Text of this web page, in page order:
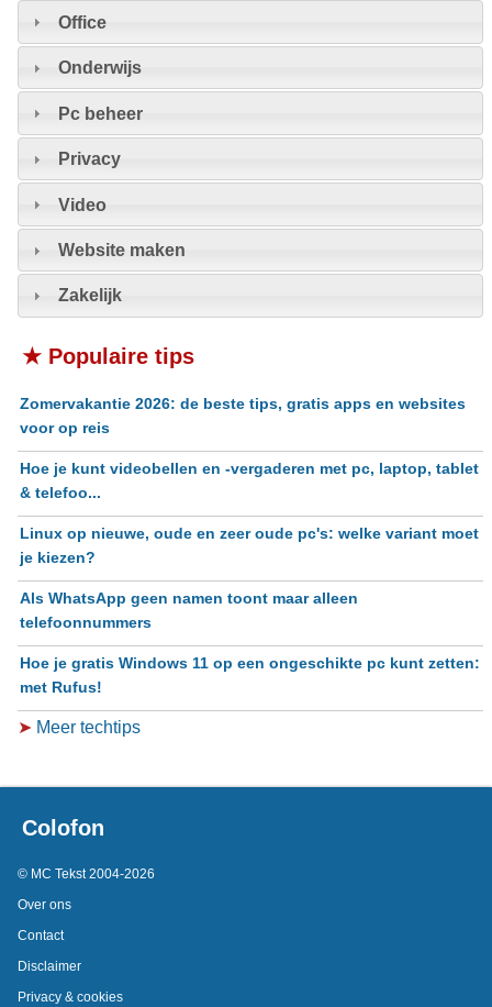
Office
Onderwijs
Pc beheer
Privacy
Video
Website maken
Zakelijk
★ Populaire tips
Zomervakantie 2026: de beste tips, gratis apps en websites
voor op reis
Hoe je kunt videobellen en -vergaderen met pc, laptop, tablet
& telefoo...
Linux op nieuwe, oude en zeer oude pc's: welke variant moet
je kiezen?
Als WhatsApp geen namen toont maar alleen
telefoonnummers
Hoe je gratis Windows 11 op een ongeschikte pc kunt zetten:
met Rufus!
➤ Meer techtips
Colofon
© MC Tekst 2004-2026
Over ons
Contact
Disclaimer
Privacy & cookies